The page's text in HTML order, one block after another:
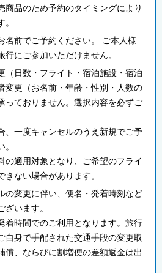
商品のため予約のタイミングにより
名前でご予約ください。 ご本人様
行にご参加いただけません。
（日数・フライト・宿泊施設・宿泊
変更（お名前・年齢・性別・人数の
っておりません。選択内容を必ずご
、一度キャンセルのうえ新規でご予
の適用対象となり、ご希望のフライ
きない場合があります。
の変更に伴い、便名・発着時刻など
ざいます。
着時間でのご利用となります。旅行
自身で手配された交通手段の変更取
償、ならびに割増便の差額返金は出